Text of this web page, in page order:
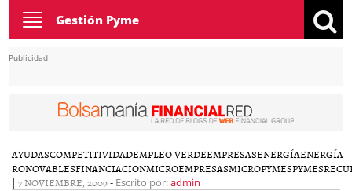
Toggle
navigation
Gestión Pyme
Publicidad
AYUDASCOMPETITIVIDADEMPLEO VERDEEMPRESASENERGÍAENERGÍA
RONOVABLESFINANCIACIONMICROEMPRESASMICROPYMESPYMES
| 7 NOVIEMBRE, 2009- Escrito por:admin